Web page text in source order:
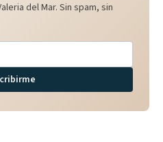
del Mar. Sin spam, sin